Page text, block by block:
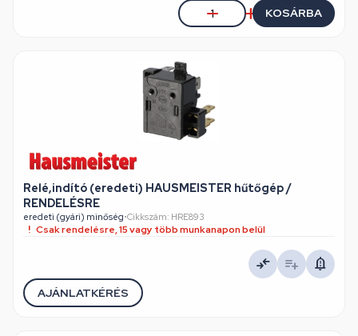
KOSÁRBA
Relé,indító (eredeti) HAUSMEISTER hűtőgép /
RENDELÉSRE
eredeti (gyári) minőség•Cikkszám: HRE893
Csak rendelésre, 15 vagy több munkanapon belül
AJÁNLATKÉRÉS